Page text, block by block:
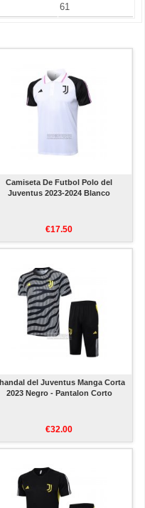
61
Camiseta De Futbol Polo del
Juventus 2023-2024 Blanco
€17.50
del Juventus Manga Corta
2023 Negro - Pantalon Corto
€32.00